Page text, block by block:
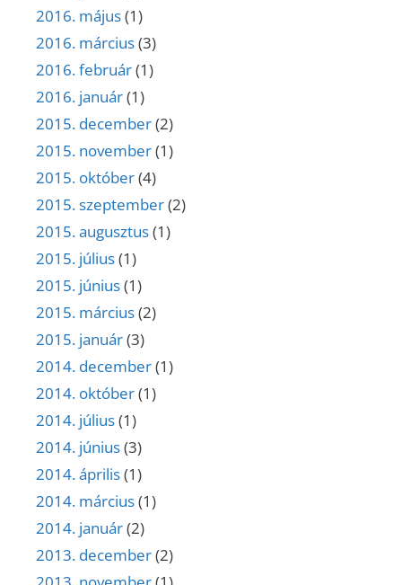
2016. május(1)
2016. március(3)
2016. február(1)
2016. január(1)
2015. december(2)
2015. november(1)
2015. október(4)
2015. szeptember(2)
2015. augusztus(1)
2015. július(1)
2015. június(1)
2015. március(2)
2015. január(3)
2014. december(1)
2014. október(1)
2014. július(1)
2014. június(3)
2014. április(1)
2014. március(1)
2014. január(2)
2013. december(2)